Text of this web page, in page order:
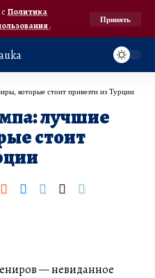
Политика
.
Принять
которые стоит привезти из Турции
лучшие
стоит
— невиданное